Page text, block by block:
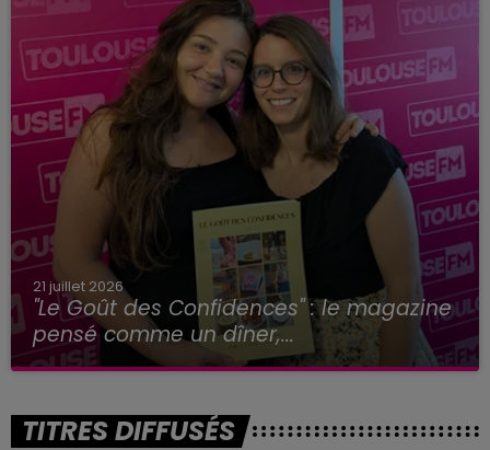
21 juillet 2026
"Le Goût des Confidences" : le magazine
pensé comme un dîner,...
TITRES DIFFUSÉS